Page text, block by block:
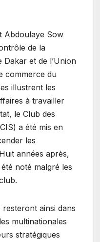
Abdoulaye Sow
de la
et de l’Union
commerce du
illustrent les
à travailler
le Club des
a été mis en
les
années après,
noté malgré les
ainsi dans
multinationales
stratégiques